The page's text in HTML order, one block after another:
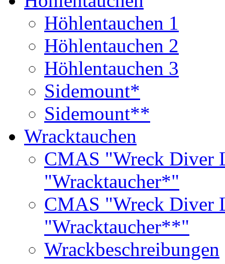
Höhlentauchen 1
Höhlentauchen 2
Höhlentauchen 3
Sidemount*
Sidemount**
Wracktauchen
CMAS "Wreck Diver
"Wracktaucher*"
CMAS "Wreck Diver
"Wracktaucher**"
Wrackbeschreibungen